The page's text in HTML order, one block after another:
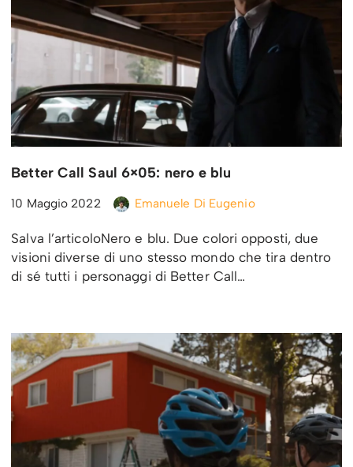
Better Call Saul 6×05: nero e blu
10 Maggio 2022 Emanuele Di Eugenio
Salva l’articoloNero e blu. Due colori opposti, due
visioni diverse di uno stesso mondo che tira dentro
di sé tutti i personaggi di Better Call…